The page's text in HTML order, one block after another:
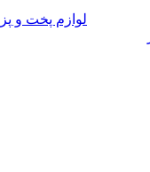
لوازم پخت و پز